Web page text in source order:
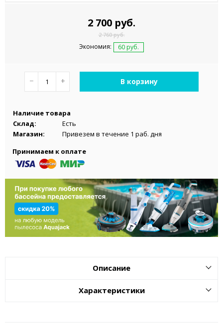
2 700 руб.
2 760 руб.
Экономия: 60 руб.
− + В корзину
Наличие товара
Склад:
Есть
Магазин:
Привезем в течение 1 раб. дня
Принимаем к оплате
Описание
Характеристики